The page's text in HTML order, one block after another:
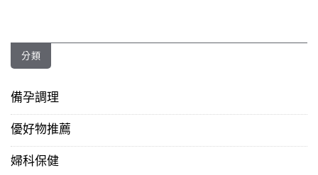
分類
備孕調理
優好物推薦
婦科保健